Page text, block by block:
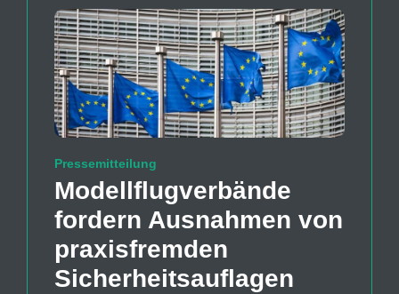
Pressemitteilung
Modellflug­verbände
fordern Ausnahmen von
praxisfremden
Sicherheits­auflagen